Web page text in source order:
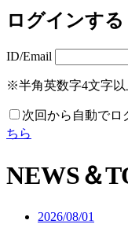
ログインする
ID/Email
※半角英数字4文字以
次回から自動でロ
ちら
NEWS＆
2026/08/01